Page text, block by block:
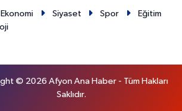
Ekonomi Siyaset Spor
Eğitim
© 2026 Afyon Ana Haber - Tüm Hakları
Saklıdır.